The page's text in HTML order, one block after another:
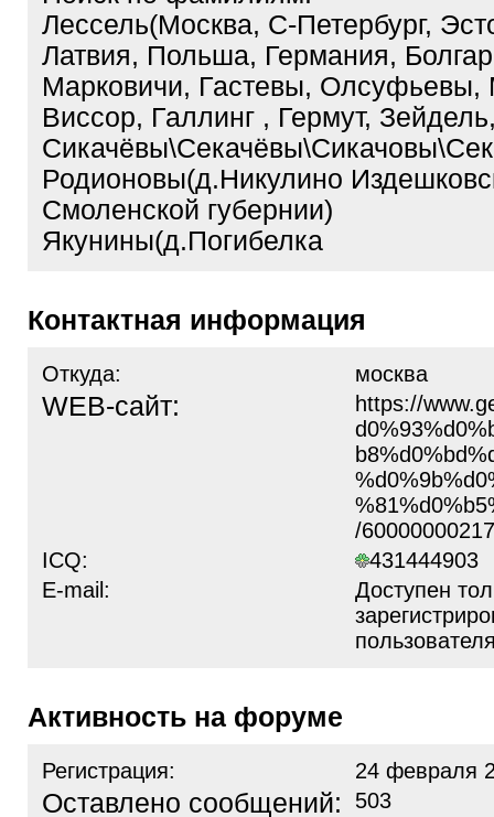
Лессель(Москва, С-Петербург,
Латвия, Польша, Германия,
Марковичи, Гастевы, Олсуфьевы,
Виссор, Галлинг , Гермут,
Родионовы(д.Никулино
Смоленской губернии)
Якунины(д.Погибелка
Контактная информация
Откуда: москва
WEB-сайт:
https://
/
ICQ:
431444903
E-mail:
Доступен
Активность на форуме
Регистрация: 24 февраля
Оставлено сообщений: 503